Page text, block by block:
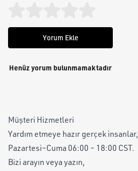
Yorum Ekle
Henüz yorum bulunmamaktadır
Müşteri Hizmetleri
Yardım etmeye hazır gerçek insanlar,
Pazartesi–Cuma 06:00 – 18:00 CST.
Bizi arayın veya yazın,